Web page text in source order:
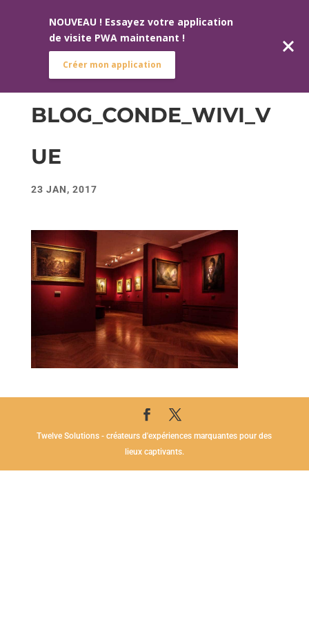
BLOG_CONDE_WIVI_V
UE
23 JAN, 2017
Twelve Solutions - créateurs d'expériences marquantes pour des
lieux captivants.
NOUVEAU ! Essayez votre application
de visite PWA maintenant !
Créer mon application